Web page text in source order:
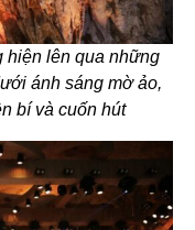
hiện lên qua những
ánh sáng mờ ảo,
bí và cuốn hút